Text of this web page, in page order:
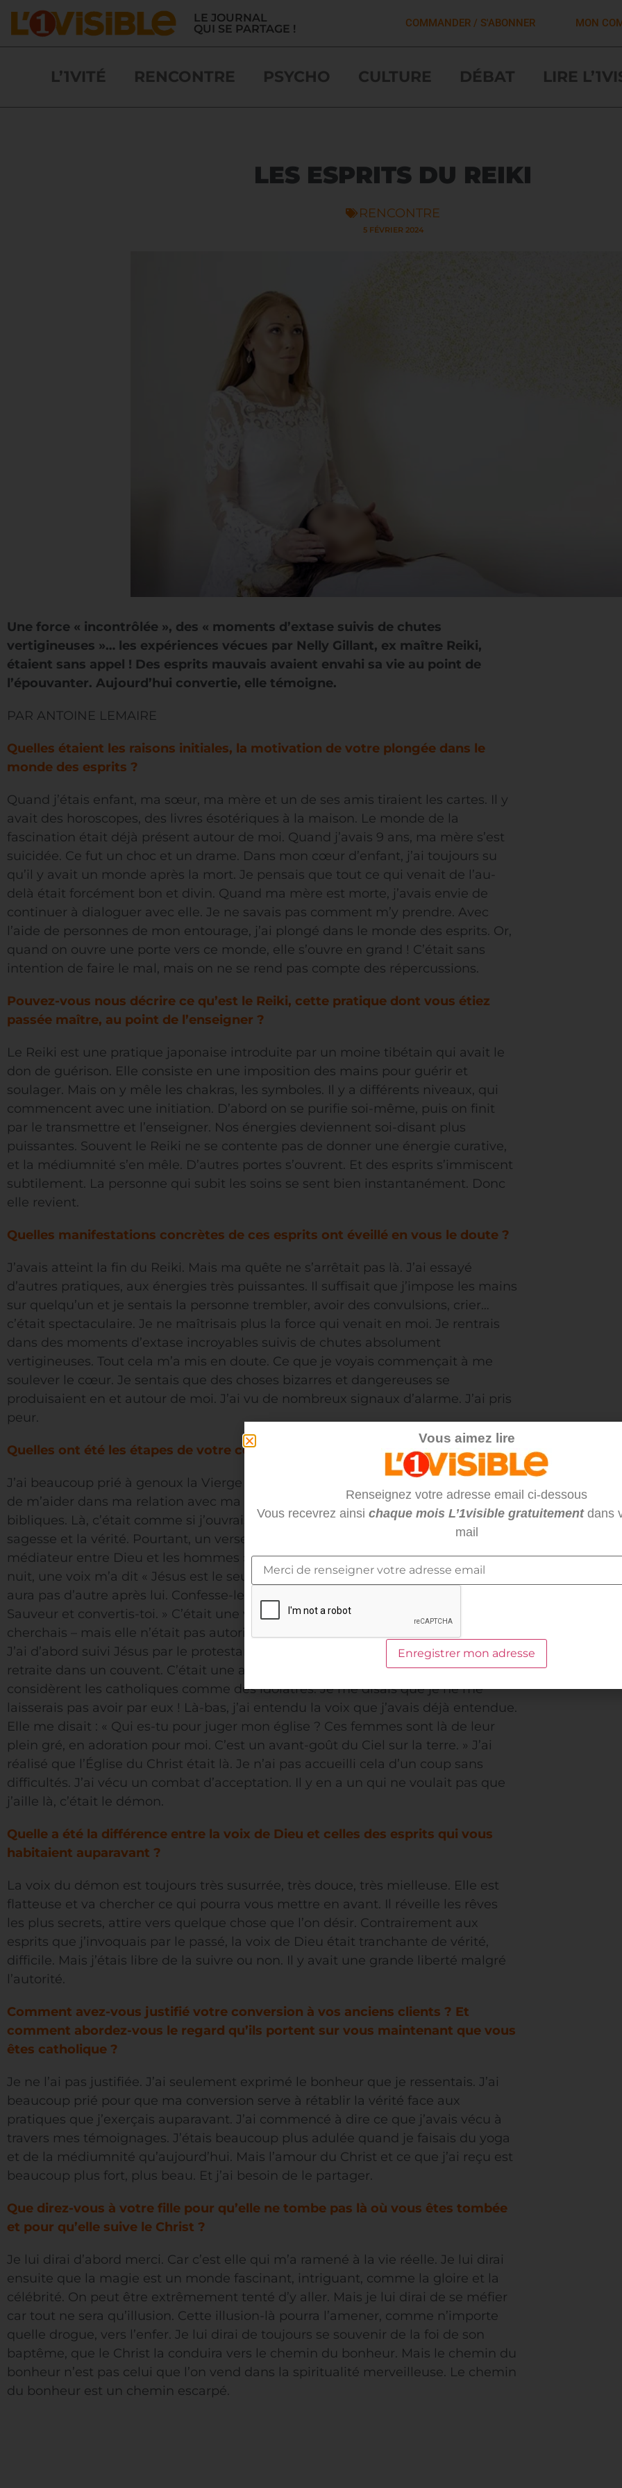
LE JOURNAL
QUI SE PARTAGE !
COMMANDER / S'ABONNER MON
L’1VITÉ RENCONTRE PSYCHO CULTURE DÉBAT LIRE
LES ESPRITS DU REIKI
RENCONTRE
5 FÉVRIER 2024
Une force « incontrôlée », des « moments d’extase suivis de chutes
vertigineuses »… les expériences vécues par Nelly Gillant, ex maître Reiki,
étaient sans appel ! Des esprits mauvais avaient envahi sa vie au point de
l’épouvanter. Aujourd’hui convertie, elle témoigne.
PAR ANTOINE LEMAIRE
Quelles étaient les raisons initiales, la motivation de votre plongée dans le
monde des esprits ?
Quand j’étais enfant, ma sœur, ma mère et un de ses amis tiraient les cartes. Il y
avait des horoscopes, des livres ésotériques à la maison. Le monde de la
fascination était déjà présent autour de moi. Quand j’avais 9 ans, ma mère s’est
suicidée. Ce fut un choc et un drame. Dans mon cœur d’enfant, j’ai toujours su
qu’il y avait un monde après la mort. Je pensais que tout ce qui venait de l’au-
delà était forcément bon et divin. Quand ma mère est morte, j’avais envie de
continuer à dialoguer avec elle. Je ne savais pas comment m’y prendre. Avec
l’aide de personnes de mon entourage, j’ai plongé dans le monde des esprits. Or,
quand on ouvre une porte vers ce monde, elle s’ouvre en grand ! C’était sans
intention de faire le mal, mais on ne se rend pas compte des répercussions.
Pouvez-vous nous décrire ce qu’est le Reiki, cette pratique dont vous étiez
passée maître, au point de l’enseigner ?
Le Reiki est une pratique japonaise introduite par un moine tibétain qui avait le
don de guérison. Elle consiste en une imposition des mains pour guérir et
soulager. Mais on y mêle les chakras, les symboles. Il y a différents niveaux, qui
commencent avec une initiation. D’abord on se purifie soi-même, puis on finit
par le transmettre et l’enseigner. Nos énergies deviennent soi-disant plus
puissantes. Souvent le Reiki ne se contente pas de donner une énergie curative,
et la médiumnité s’en mêle. D’autres portes s’ouvrent. Et des esprits s’immiscent
subtilement. La personne qui subit les soins se sent bien instantanément. Donc
elle revient.
Quelles manifestations concrètes de ces esprits ont éveillé en vous le doute ?
J’avais atteint la fin du Reiki. Mais ma quête ne s’arrêtait pas là. J’ai essayé
d’autres pratiques, aux énergies très puissantes. Il suffisait que j’impose les mains
sur quelqu’un et je sentais la personne trembler, avoir des convulsions, crier…
c’était spectaculaire. Je ne maîtrisais plus la force qui venait en moi. Je rentrais
dans des moments d’extase incroyables suivis de chutes absolument
vertigineuses. Tout cela m’a mis en doute. Ce que je voyais commençait à me
soulever le cœur. Je sentais que des choses bizarres et dangereuses se
produisaient en et autour de moi. J’ai vu de nombreux signaux d’alarme. J’ai pris
peur.
Quelles ont été les étapes de votre conversion ?
J’ai beaucoup prié à genoux la Vierge Marie de mon enfance. Je lui demandais
de m’aider dans ma relation avec ma fille. Je me suis rendue à des rencontres
bibliques. Là, c’était comme si j’ouvrais un trésor, comme si je découvrais la
sagesse et la vérité. Pourtant, un verset me froissait : « Jésus est le seul
médiateur entre Dieu et les hommes ». J’ai supplié Dieu de me dire la vérité. Une
nuit, une voix m’a dit « Jésus est le seul et l’unique, mon fils bien aimé, il n’y en
aura pas d’autre après lui. Confesse-le de ta bouche que c’est ton Seigneur et ton
Sauveur et convertis-toi. » C’était une voix d’autorité – la voix et la réponse que je
cherchais – mais elle n’était pas autoritaire. Elle ne me forçait pas à me convertir.
J’ai d’abord suivi Jésus par le protestantisme. Mais j’ai décidé d’aller faire une
retraite dans un couvent. C’était une abbaye catholique. Les protestants
considèrent les catholiques comme des idolâtres. Je me disais que je ne me
laisserais pas avoir par eux ! Là-bas, j’ai entendu la voix que j’avais déjà entendue.
Elle me disait : « Qui es-tu pour juger mon église ? Ces femmes sont là de leur
plein gré, en adoration pour moi. C’est un avant-goût du Ciel sur la terre. » J’ai
réalisé que l’Église du Christ était là. Je n’ai pas accueilli cela d’un coup sans
difficultés. J’ai vécu un combat d’acceptation. Il y en a un qui ne voulait pas que
j’aille là, c’était le démon.
Quelle a été la différence entre la voix de Dieu et celles des esprits qui vous
habitaient auparavant ?
La voix du démon est toujours très susurrée, très douce, très mielleuse. Elle est
flatteuse et va chercher ce qui pourra vous mettre en avant. Il réveille les rêves
les plus secrets, attire vers quelque chose que l’on désir. Contrairement aux
esprits que j’invoquais par le passé, la voix de Dieu était tranchante de vérité,
difficile. Mais j’étais libre de la suivre ou non. Il y avait une grande liberté malgré
l’autorité.
Comment avez-vous justifié votre conversion à vos anciens clients ? Et
comment abordez-vous le regard qu’ils portent sur vous maintenant que vous
êtes catholique ?
Je ne l’ai pas justifiée. J’ai seulement exprimé le bonheur que je ressentais. J’ai
beaucoup prié pour que ma conversion serve à rétablir la vérité face aux
pratiques que j’exerçais auparavant. J’ai commencé à dire ce que j’avais vécu à
travers mes témoignages. J’étais beaucoup plus adulée quand je faisais du yoga
et de la médiumnité qu’aujourd’hui. Mais l’amour du Christ et ce que j’ai reçu est
beaucoup plus fort, plus beau. Et j’ai besoin de le partager.
Que direz-vous à votre fille pour qu’elle ne tombe pas là où vous êtes tombée
et pour qu’elle suive le Christ ?
Je lui dirai d’abord merci. Car c’est elle qui m’a ramené à la vie réelle. Je lui dirai
ensuite que la magie est un monde fascinant, intriguant, comme la gloire et la
célébrité. On peut être extrêmement tenté d’y aller. Mais je lui dirai de se méfier
car tout ne sera qu’illusion. Cette illusion-là pourra l’amener, comme n’importe
quelle drogue, vers l’enfer. Je lui dirai de toujours se souvenir de la foi de son
baptême, que le Christ la conduira vers le chemin du bonheur. Mais le chemin du
bonheur n’est pas celui que l’on vend dans la spiritualité merveilleuse. Le chemin
du bonheur est un chemin escarpé.
Vous aimez lire
Renseignez votre adresse email ci-dessous
Vous recevrez ainsi chaque mois L’1visible gratuitementdans
mail